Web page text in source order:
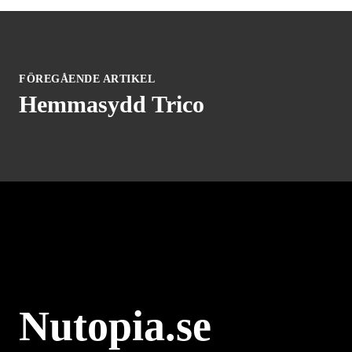
FÖREGÅENDE ARTIKEL
Hemmasydd Trico
Nutopia.se